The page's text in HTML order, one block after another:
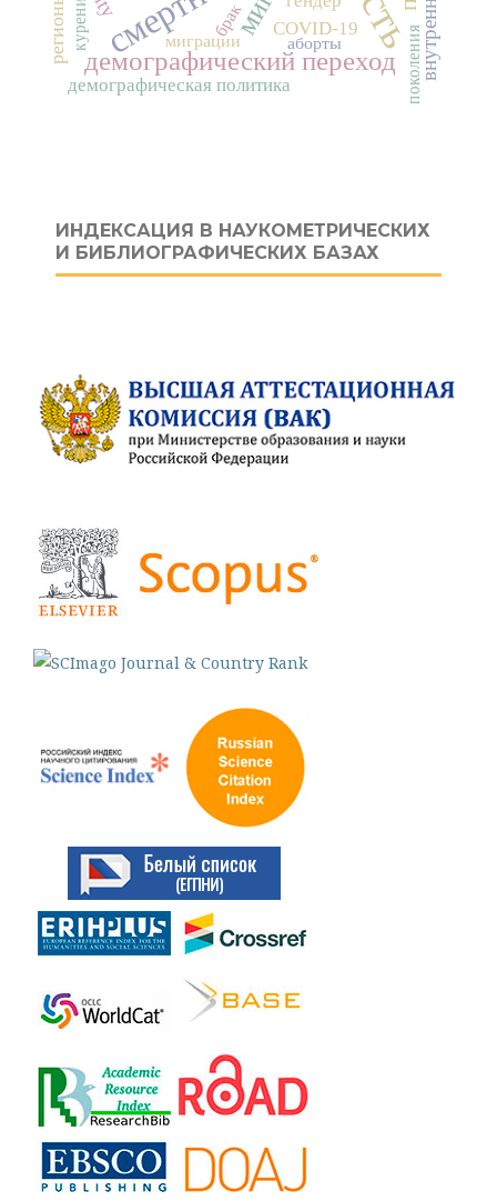
демографический переход
демографическая политика
COVID-19
брак
поколения
миграции аборты
курение
ИНДЕКСАЦИЯ В НАУКОМЕТРИЧЕСКИХ
И БИБЛИОГРАФИЧЕСКИХ БАЗАХ